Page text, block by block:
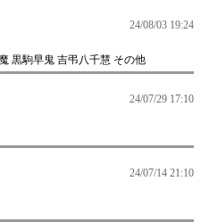
24/08/03 19:24
黒駒早鬼 吉弔八千慧 その他
24/07/29 17:10
24/07/14 21:10